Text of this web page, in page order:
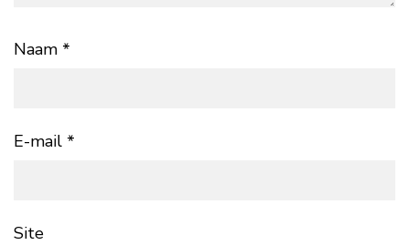
Naam *
E-mail *
Site